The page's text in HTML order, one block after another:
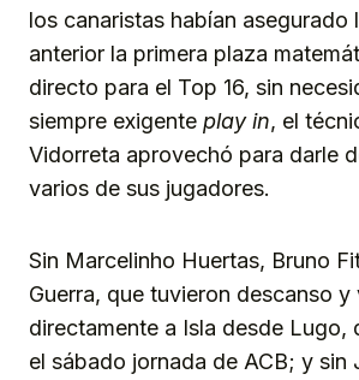
los canaristas habían asegurado
anterior la primera plaza
directo para el Top 16, sin
siempre exigente play in, el
Vidorreta aprovechó para darle
varios de sus jugadores.
Sin Marcelinho Huertas, Bruno
Guerra, que tuvieron descanso y
directamente a Isla desde Lugo,
el sábado jornada de ACB; y sin